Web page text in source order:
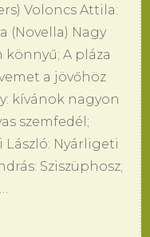
Voloncs Attila:
(Novella) Nagy
könnyű; A pláza
a jövőhöz
kívánok nagyon
szemfedél;
László: Nyárligeti
Sziszüphosz;